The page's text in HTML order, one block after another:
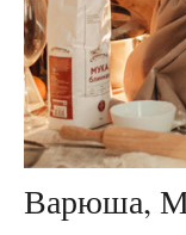
Варюша,